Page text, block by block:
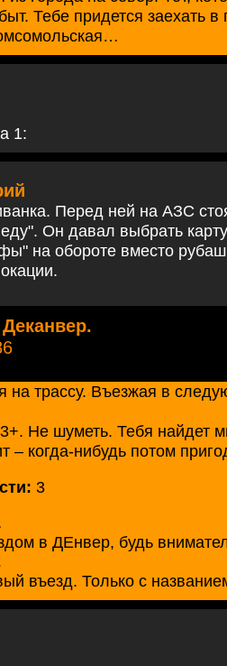
Тебе придется заехать
1:
Перед ней на АЗС
Он давал выбрать
на обороте вместо
на трассу. Въезжая в
Не шуметь. Тебя найдет
– когда-нибудь потом
3
в ДЕнвер, будь
въезд. Только с